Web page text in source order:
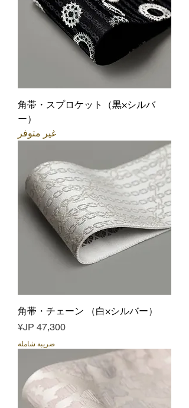
角帯・スプロケット（黒×シルバ
ー）
غير متوفر
角帯・チェーン （白×シルバー）
السعر
ضريبة شاملة